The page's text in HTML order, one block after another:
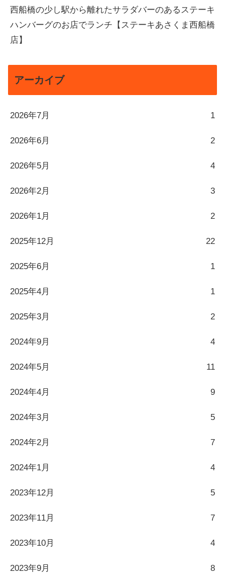
西船橋の少し駅から離れたサラダバーのあるステーキ
ハンバーグのお店でランチ【ステーキあさくま西船橋
店】
アーカイブ
2026年7月 1
2026年6月 2
2026年5月 4
2026年2月 3
2026年1月 2
2025年12月 22
2025年6月 1
2025年4月 1
2025年3月 2
2024年9月 4
2024年5月 11
2024年4月 9
2024年3月 5
2024年2月 7
2024年1月 4
2023年12月 5
2023年11月 7
2023年10月 4
2023年9月 8